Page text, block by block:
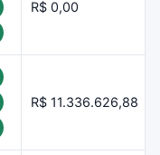
R$ 0,00
R$ 11.336.626,88